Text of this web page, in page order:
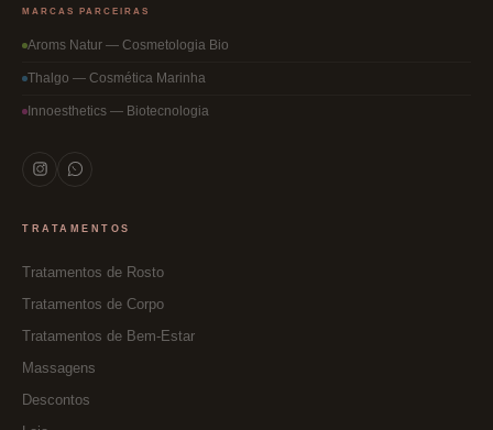
MARCAS PARCEIRAS
Aroms Natur — Cosmetologia Bio
Thalgo — Cosmética Marinha
Innoesthetics — Biotecnologia
TRATAMENTOS
Tratamentos de Rosto
Tratamentos de Corpo
Tratamentos de Bem-Estar
Massagens
Descontos